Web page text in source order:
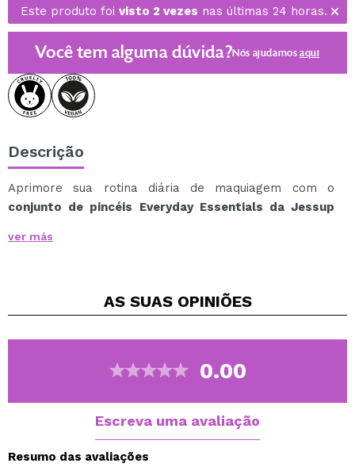
Este produto foi visto 2 vezes nas últimas 24 horas.
Você tem alguma dúvida?Nós ajudamosaqui
Descrição
Aprimore sua rotina diária de maquiagem com o
conjunto de pincéis Everyday Essentials da Jessup
Este elegante conjunto roxo incorpora o design
A marca selecionou cuidadosamente 5 pincéis
criação de looks do dia a dia mais fácil e precisa.
ajuda você a conseguir uma maquiagem impecável para
Vegan.
ver más
AS SUAS OPINIÕES
0.00
Escreva uma avaliação
Resumo das avaliações